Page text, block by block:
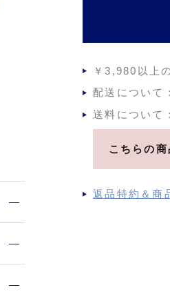
￥3,980以上
配送について：
送料について
こちらの商
返品特約＆商